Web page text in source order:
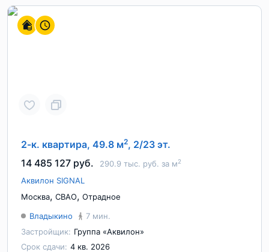
2-к. квартира, 49.8 м2, 2/23 эт.
14 485 127 руб.
290.9 тыс. руб. за м2
Аквилон SIGNAL
Москва, СВАО, Отрадное
Владыкино
7 мин.
Застройщик: Группа «Аквилон»
Срок сдачи: 4 кв. 2026